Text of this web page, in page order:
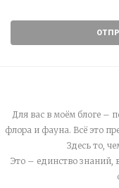
Для вас в моём блоге –
флора и фауна. Всё это
Здесь то,
Это – единство знаний,